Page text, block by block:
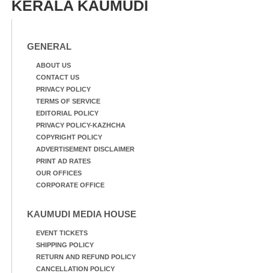
KERALA KAUMUDI
GENERAL
ABOUT US
CONTACT US
PRIVACY POLICY
TERMS OF SERVICE
EDITORIAL POLICY
PRIVACY POLICY-KAZHCHA
COPYRIGHT POLICY
ADVERTISEMENT DISCLAIMER
PRINT AD RATES
OUR OFFICES
CORPORATE OFFICE
KAUMUDI MEDIA HOUSE
EVENT TICKETS
SHIPPING POLICY
RETURN AND REFUND POLICY
CANCELLATION POLICY